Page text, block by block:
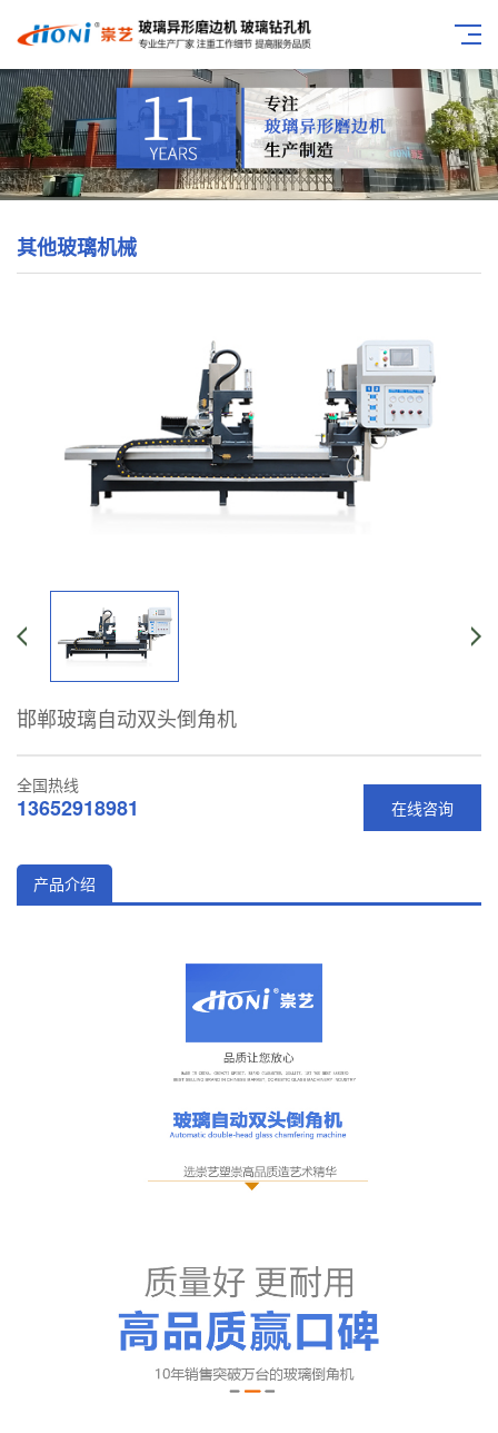
其他玻璃机械
邯郸玻璃自动双头倒角机
在线咨询
全国热线
13652918981
产品介绍